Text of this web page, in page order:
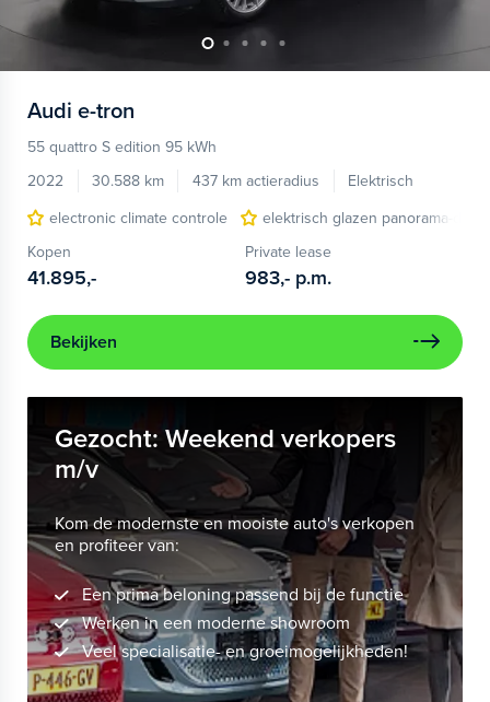
Audi e-tron
55 quattro S edition 95 kWh
2022
30.588 km 437 km actieradius
Elektrisch
electronic climate controle
elektrisch glazen panorama-dak
Kopen
41.895,-
Private lease
983,- p.m.
Bekijken
Gezocht: Weekend verkopers
m/v
Kom de modernste en mooiste auto's verkopen
en profiteer van:
Een prima beloning passend bij de functie
Werken in een moderne showroom
Veel specialisatie- en groeimogelijkheden!